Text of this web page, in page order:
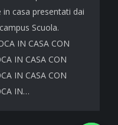
casa presentati dai
Scuola.
IN CASA CON
IN CASA CON
IN CASA CON
IN…